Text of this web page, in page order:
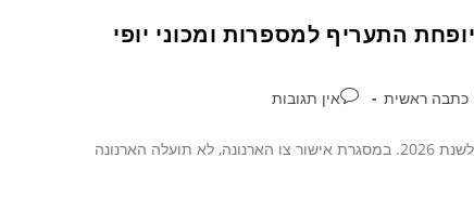
התעריף למספרות ומכוני יופי
כתבה ראשית אין תגובות
מועצת העיר כפר סבא התכנסה היום, שני 30/6/2025, לאישור צו הארנונה החדש לשנת 2026. במסגרת אישור צו הארנונה, לא תועלה הארנונה